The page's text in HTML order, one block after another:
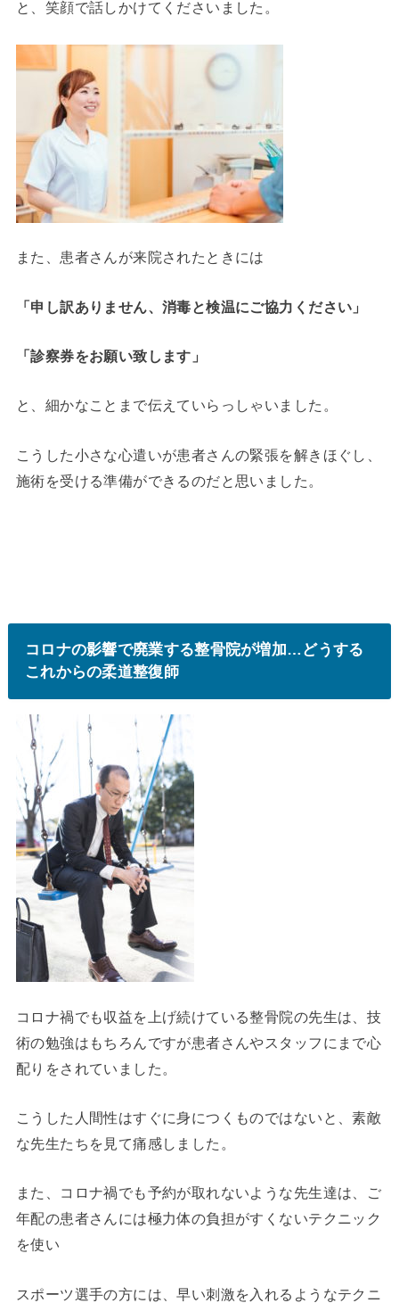
と、笑顔で話しかけてくださいました。
また、患者さんが来院されたときには
「申し訳ありません、消毒と検温にご協力ください」
「診察券をお願い致します」
と、細かなことまで伝えていらっしゃいました。
こうした小さな心遣いが患者さんの緊張を解きほぐし、
施術を受ける準備ができるのだと思いました。
コロナの影響で廃業する整骨院が増加…どうする
これからの柔道整復師
コロナ禍でも収益を上げ続けている整骨院の先生は、技
術の勉強はもちろんですが患者さんやスタッフにまで心
配りをされていました。
こうした人間性はすぐに身につくものではないと、素敵
な先生たちを見て痛感しました。
また、コロナ禍でも予約が取れないような先生達は、ご
年配の患者さんには極力体の負担がすくないテクニック
を使い
スポーツ選手の方には、早い刺激を入れるようなテクニ